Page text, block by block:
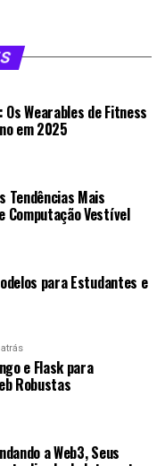
Wearables de Fitness
em 2025
Tendências Mais
Computação Vestível
para Estudantes e
e Flask para
Robustas
a Web3, Seus